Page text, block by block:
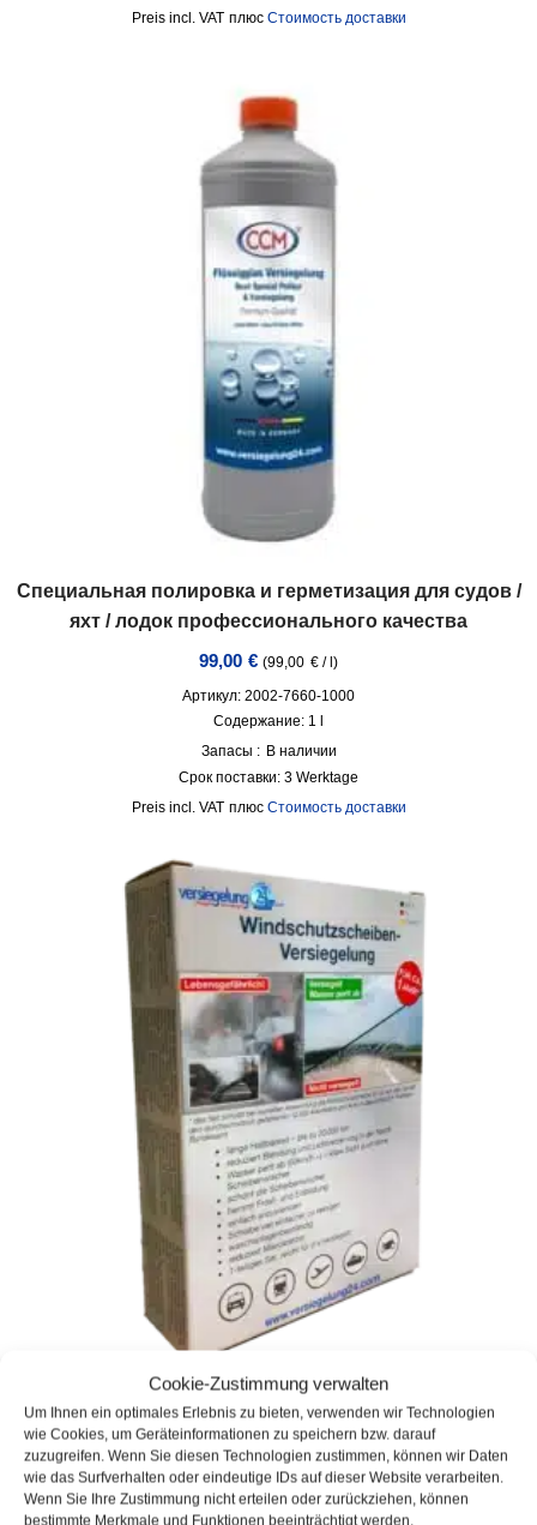
Cookie-Zustimmung verwalten
Um Ihnen ein optimales Erlebnis zu bieten, verwenden wir Technologien
wie Cookies, um Geräteinformationen zu speichern bzw. darauf
zuzugreifen. Wenn Sie diesen Technologien zustimmen, können wir Daten
wie das Surfverhalten oder eindeutige IDs auf dieser Website verarbeiten.
Wenn Sie Ihre Zustimmung nicht erteilen oder zurückziehen, können
bestimmte Merkmale und Funktionen beeinträchtigt werden.
incl. VAT плюс Стоимость доставки
Специальная полировка и герметизация для судов /
яхт / лодок профессионального качества
99,00 € (99,00 € /l)
Артикул: 2002-7660-1000
Содержание: 1
Запасы : В наличии
Срок поставки: 3 Werktage
incl. VAT плюс Стоимость доставки
Уплотнение ветрового стекла
17,99 €
Артикул: 4040-406
Запасы : В наличии
Срок поставки: 7 рабочих дней